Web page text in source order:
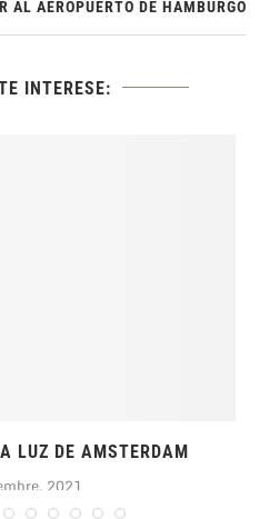
AL AEROPUERTO DE HAMBURGO
INTERESE:
LUZ DE AMSTERDAM
2021